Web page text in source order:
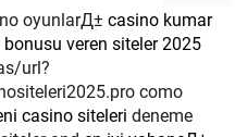
oyunlarД± casino kumar
bonusu veren siteler 2025
url?
como
casino siteleri deneme